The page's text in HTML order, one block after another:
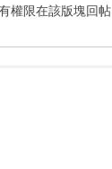
權限在該版塊回帖